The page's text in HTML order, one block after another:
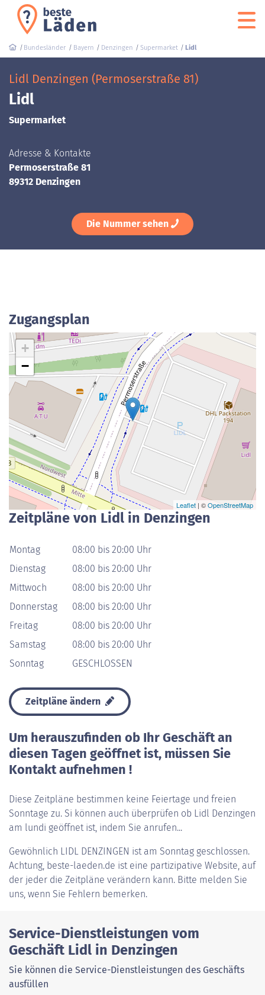
Bundesländer Bayern Denzingen Supermarket Lidl
Lidl Denzingen (Permoserstraße 81)
Lidl
Supermarket
Adresse & Kontakte
Permoserstraße 81
89312 Denzingen
Die Nummer sehen
Zugangsplan
+
−
Leaflet | ©OpenStreetMap
Zeitpläne von Lidl in Denzingen
Montag
08:00 bis 20:00 Uhr
Dienstag
08:00 bis 20:00 Uhr
Mittwoch
08:00 bis 20:00 Uhr
Donnerstag
08:00 bis 20:00 Uhr
Freitag
08:00 bis 20:00 Uhr
Samstag
08:00 bis 20:00 Uhr
Sonntag
GESCHLOSSEN
Zeitpläne ändern
Um herauszufinden ob Ihr Geschäft an
diesen Tagen geöffnet ist, müssen Sie
Kontakt aufnehmen !
Diese Zeitpläne bestimmen keine Feiertage und freien
Sonntage zu. Si können auch überprüfen ob Lidl Denzingen
am lundi geöffnet ist, indem Sie anrufen...
Gewöhnlich LIDL DENZINGEN ist am Sonntag geschlossen.
Achtung, beste-laeden.de ist eine partizipative Website, auf
der jeder die Zeitpläne verändern kann. Bitte melden Sie
uns, wenn Sie Fehlern bemerken.
Service-Dienstleistungen vom
Geschäft Lidl in Denzingen
Sie können die Service-Dienstleistungen des Geschäfts
ausfüllen